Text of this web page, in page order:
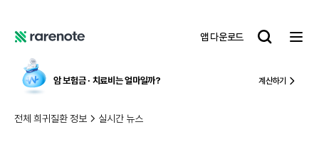
노
앱 다운로드
레
트
암 보험금 ∙ 치료비 는 얼마일까? 계산하기
전체 희귀질환 정보 실시간 뉴스